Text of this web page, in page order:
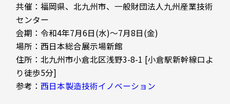
共催：福岡県、北九州市、一般財団法人九州産業技術
センター
会期：令和4年7月6日(水)～7月8日(金)
場所：西日本総合展示場新館
住所：北九州市小倉北区浅野3-8-1 [小倉駅新幹線口よ
り徒歩5分]
参考：西日本製造技術イノベーション